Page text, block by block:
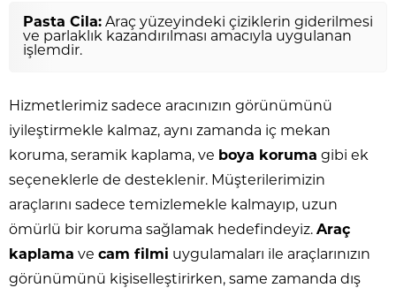
Pasta Cila: Araç yüzeyindeki çiziklerin giderilmesi
ve parlaklık kazandırılması amacıyla uygulanan
işlemdir.
Hizmetlerimiz sadece aracınızın görünümünü
iyileştirmekle kalmaz, aynı zamanda iç mekan
koruma, seramik kaplama, ve boya koruma gibi ek
seçeneklerle de desteklenir. Müşterilerimizin
araçlarını sadece temizlemekle kalmayıp, uzun
ömürlü bir koruma sağlamak hedefindeyiz. Araç
kaplama ve cam filmi uygulamaları ile araçlarınızın
görünümünü kişiselleştirirken, same zamanda dış